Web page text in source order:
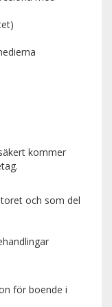
kommer
och som del
för boende i